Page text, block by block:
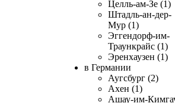
Целль-ам-Зе (1)
Штадль-ан-дер-
Мур (1)
Эггендорф-им-
Траункрайс (1)
Эренхаузен (1)
в Германии
Аугсбург (2)
Ахен (1)
Ашау-им-